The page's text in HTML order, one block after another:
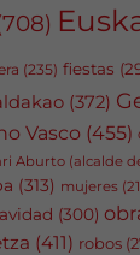
(235) fiestas
(372)
Vasco (455)
Aburto (alcalde
(313) mujeres
(300)
(411) robos